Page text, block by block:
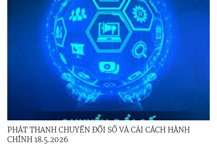
PHÁT THANH CHUYỂN ĐỔI SỐ VÀ CẢI CÁCH HÀNH
CHÍNH 18.5.2026